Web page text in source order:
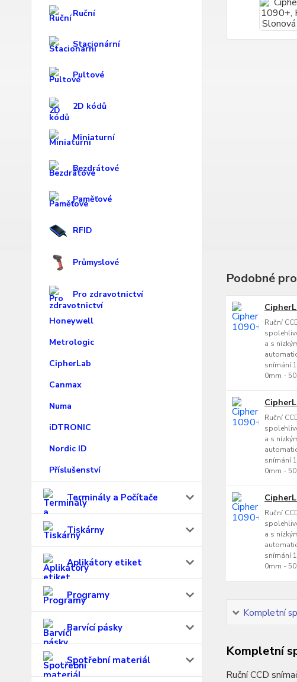
Ruční
Stacionární
Pultové
2D kódů
Miniaturní
Bezdrátové
Paměťové
RFID
Průmyslové
Pro zdravotnictví
Honeywell
Metrologic
CipherLab
Canmax
Numa
iDTRONIC
Nordic ID
Příslušenství
Terminály a Počítače
Tiskárny
Aplikátory etiket
Programy
Barvící pásky
Spotřební materiál
Podobné
Ruční
a s
snímání
0mm -
Ruční
a s
snímání
0mm -
Ruční
a s
snímání
0mm -
Kompletní
Kompletní
Ruční CCD